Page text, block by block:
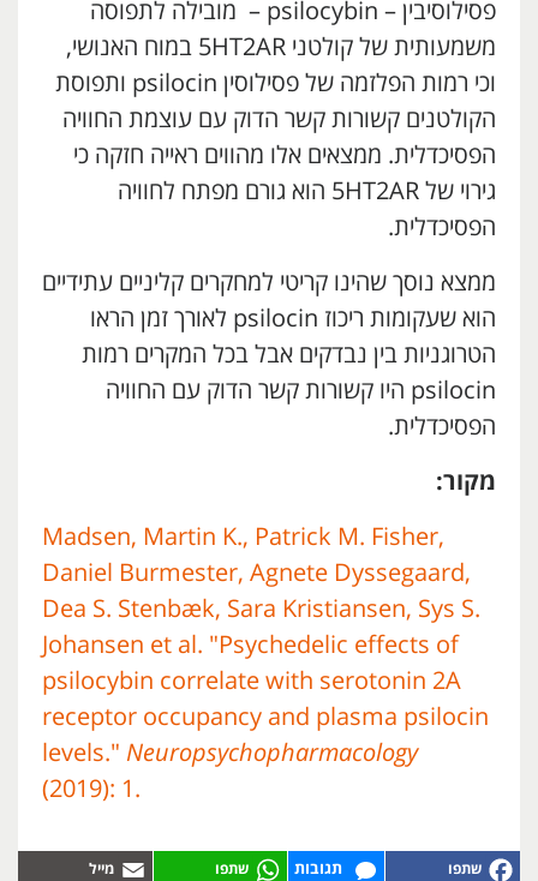
פסילוסיבין – psilocybin – מובילה לתפוסה
משמעותית של קולטני 5HT2AR במוח האנושי,
וכי רמות הפלזמה של פסילוסין psilocin ותפוסת
הקולטנים קשורות קשר הדוק עם עוצמת החוויה
הפסיכדלית. ממצאים אלו מהווים ראייה חזקה כי
גירוי של 5HT2AR הוא גורם מפתח לחוויה
הפסיכדלית.
ממצא נוסך שהינו קריטי למחקרים קליניים עתידיים
הוא שעקומות ריכוז psilocin לאורך זמן הראו
הטרוגניות בין נבדקים אבל בכל המקרים רמות
psilocin היו קשורות קשר הדוק עם החוויה
הפסיכדלית.
מקור:
Madsen, Martin K., Patrick M. Fisher,
Daniel Burmester, Agnete Dyssegaard,
Dea S. Stenbæk, Sara Kristiansen, Sys S.
Johansen et al. "Psychedelic effects of
psilocybin correlate with serotonin 2A
receptor occupancy and plasma psilocin
levels." Neuropsychopharmacology
(2019): 1.
תגובות